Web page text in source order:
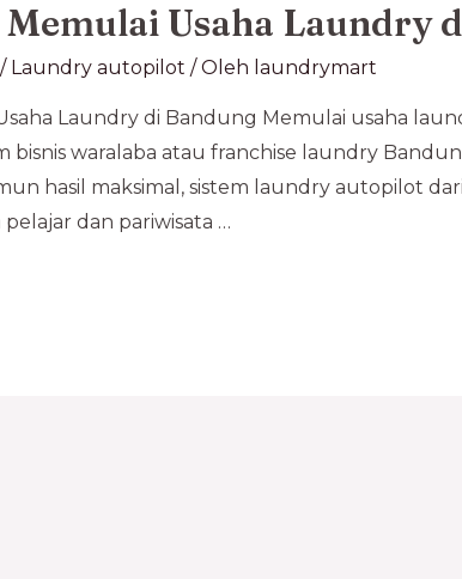
Usaha Laundry
/ Laundry autopilot / Oleh laundrymart
Laundry di Bandung Memulai usaha
bisnis waralaba atau franchise laundry
hasil maksimal, sistem laundry autopilot
dan pariwisata …